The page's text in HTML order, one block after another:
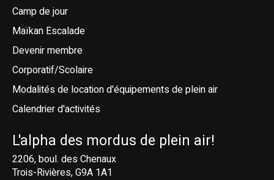
Camp de jour
Maïkan Escalade
Devenir membre
Corporatif/Scolaire
Modalités de location d'équipements de plein air
Calendrier d'activités
L'alpha des mordus de plein air!
2206, boul. des Chenaux
Trois-Rivières, G9A 1A1